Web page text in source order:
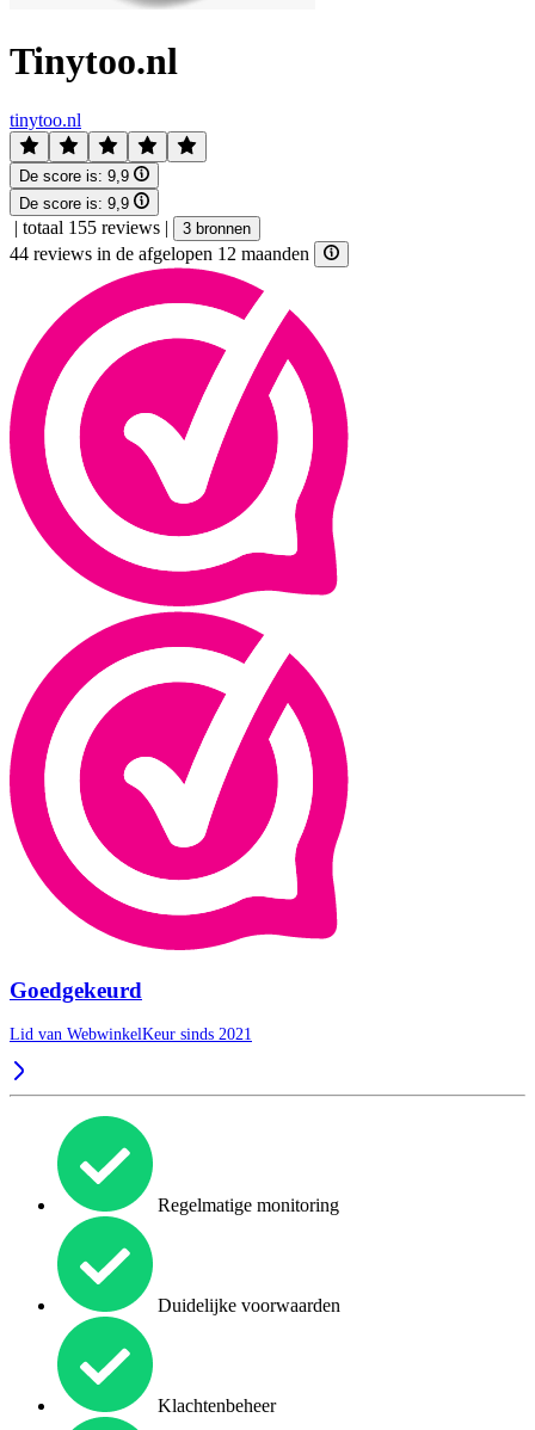
Tinytoo.nl
tinytoo.nl
De score is: 9,9
De score is: 9,9
| totaal 155 reviews | 3 bronnen
44 reviews in de afgelopen 12 maanden
Goedgekeurd
Lid van WebwinkelKeur sinds 2021
Regelmatige monitoring
Duidelijke voorwaarden
Klachtenbeheer